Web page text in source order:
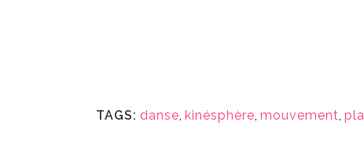
TAGS: danse, kinésphère, mouvement,